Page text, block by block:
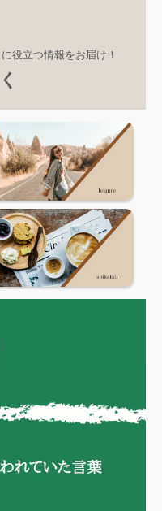
役立つ情報をお届け！